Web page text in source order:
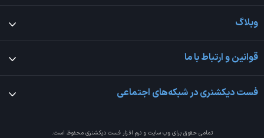
وبلاگ
قوانین و ارتباط با ما
فست دیکشنری در شبکه‌های اجتماعی
تمامی حقوق برای وب سایت و نرم افزارفست دیکشنری محفوظ است.